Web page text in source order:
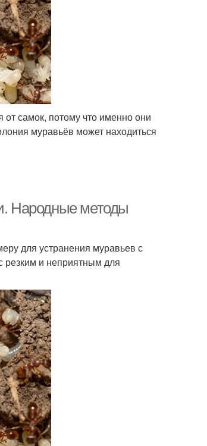
от самок, потому что именно они
муравьёв может находиться
Народные методы
для устранения муравьев с
резким и неприятным для